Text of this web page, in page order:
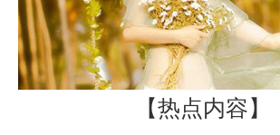
【热点内容】